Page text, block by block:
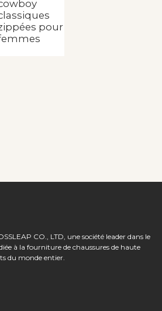
pour
CO., LTD, une société leader dans le
à la fourniture de chaussures de haute
du monde entier.